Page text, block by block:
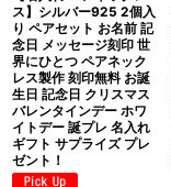
ス】シルバー925 2個入
り ペアセット お名前 記
念日 メッセージ刻印 世
界にひとつ ペアネック
レス製作 刻印無料 お誕
生日 記念日 クリスマス
バレンタインデー ホワ
イトデー 誕プレ 名入れ
ギフト サプライズ プレ
ゼント！